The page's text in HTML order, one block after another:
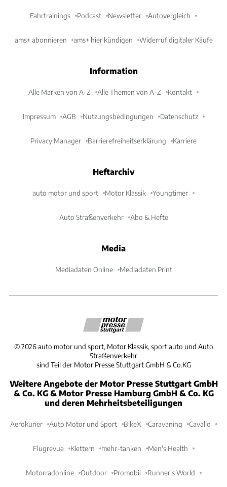
Fahrtrainings Podcast Newsletter Autovergleich
ams+ abonnieren ams+ hier kündigen Widerruf digitaler Käufe
Information
Alle Marken von A-Z Alle Themen von A-Z Kontakt
Impressum AGB Nutzungsbedingungen Datenschutz
Privacy Manager Barrierefreiheitserklärung Karriere
Heftarchiv
auto motor und sport Motor Klassik Youngtimer
Auto Straßenverkehr Abo & Hefte
Media
Mediadaten Online Mediadaten Print
©2026 auto motor und sport, Motor Klassik, sport auto und Auto
Straßenverkehr
sind Teil der Motor Presse Stuttgart GmbH & Co.KG
Weitere Angebote der Motor Presse Stuttgart GmbH
& Co. KG & Motor Presse Hamburg GmbH & Co. KG
und deren Mehrheitsbeteiligungen
Aerokurier Auto Motor und Sport BikeX Caravaning Cavallo
Flugrevue Klettern mehr-tanken Men's Health
Motorradonline Outdoor Promobil Runner's World